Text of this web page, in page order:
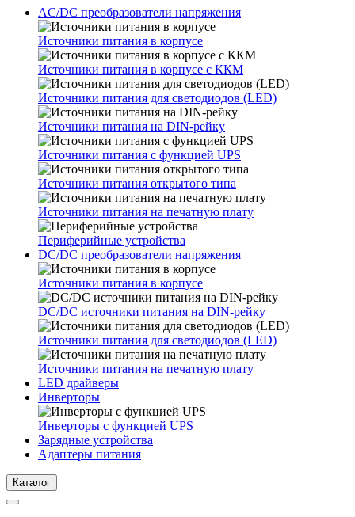
AC/DC преобразователи напряжения
Источники питания в корпусе
Источники питания в корпусе с ККМ
Источники питания для светодиодов (LED)
Источники питания на DIN-рейку
Источники питания с функцией UPS
Источники питания открытого типа
Источники питания на печатную плату
Периферийные устройства
DC/DC преобразователи напряжения
Источники питания в корпусе
DC/DC источники питания на DIN-рейку
Источники питания для светодиодов (LED)
Источники питания на печатную плату
LED драйверы
Инверторы
Инверторы с функцией UPS
Зарядные устройства
Адаптеры питания
Каталог